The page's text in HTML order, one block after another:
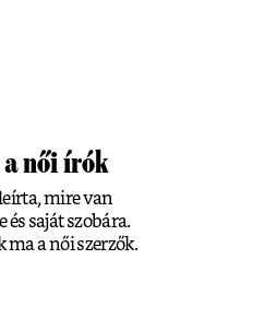
női írók
mire van
saját szobára.
a női szerzők.